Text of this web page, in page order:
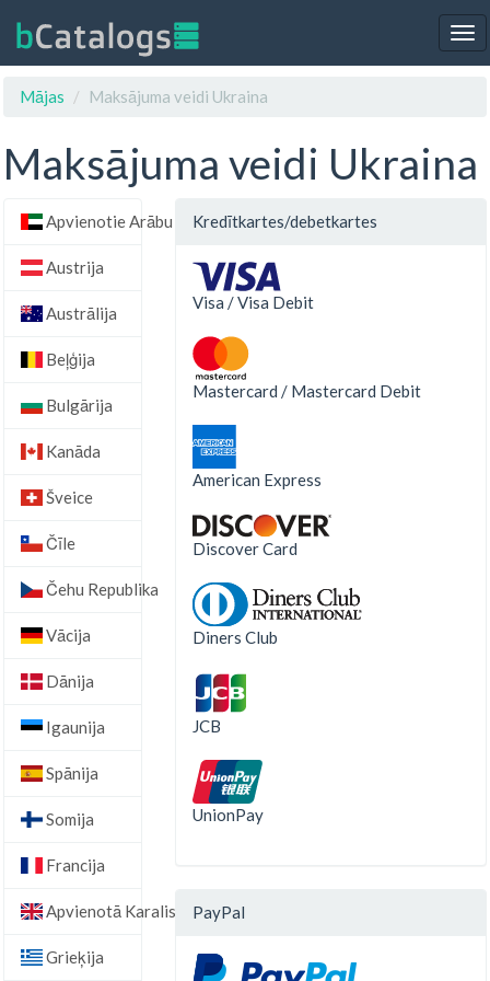
Mājas
Maksājuma veidi Ukraina
Maksājuma veidi Ukraina
Apvienotie Arābu Emirāti
Austrija
Austrālija
Beļģija
Bulgārija
Kanāda
Šveice
Čīle
Čehu Republika
Vācija
Dānija
Igaunija
Spānija
Somija
Francija
Apvienotā Karaliste
Grieķija
Kredītkartes/debetkartes
Visa / Visa Debit
Mastercard / Mastercard Debit
American Express
Discover Card
Diners Club
JCB
UnionPay
PayPal